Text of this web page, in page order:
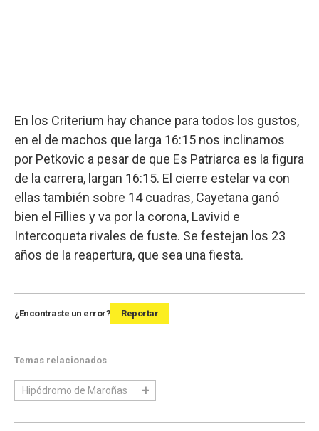
En los Criterium hay chance para todos los gustos,
en el de machos que larga 16:15 nos inclinamos
por Petkovic a pesar de que Es Patriarca es la figura
de la carrera, largan 16:15. El cierre estelar va con
ellas también sobre 14 cuadras, Cayetana ganó
bien el Fillies y va por la corona, Lavivid e
Intercoqueta rivales de fuste. Se festejan los 23
años de la reapertura, que sea una fiesta.
¿Encontraste un error? Reportar
Temas relacionados
Hipódromo de Maroñas